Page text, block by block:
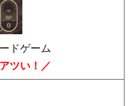
ドゲーム
ツい！／